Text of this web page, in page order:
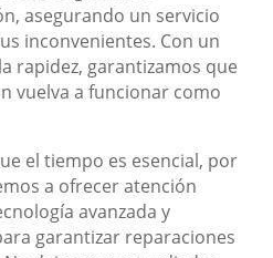
asegurando un servicio
inconvenientes. Con un
rapidez, garantizamos que
vuelva a funcionar como
el tiempo es esencial, por
a ofrecer atención
avanzada y
garantizar reparaciones